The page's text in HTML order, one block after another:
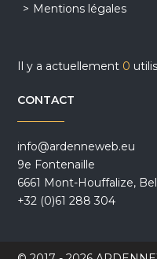
Mentions légales
Il y a actuellement 0
CONTACT
info@ardenneweb.eu
9e Fontenaille
6661 Mont-Houffalize,
+32 (0)61 288 304